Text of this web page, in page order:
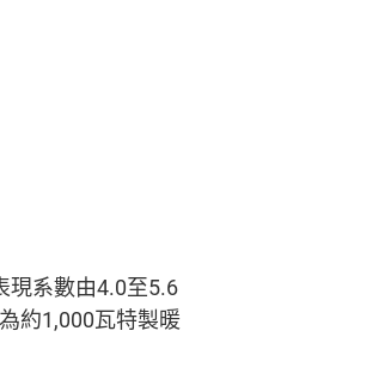
現系數由4.0至5.6
約1,000瓦特製暖